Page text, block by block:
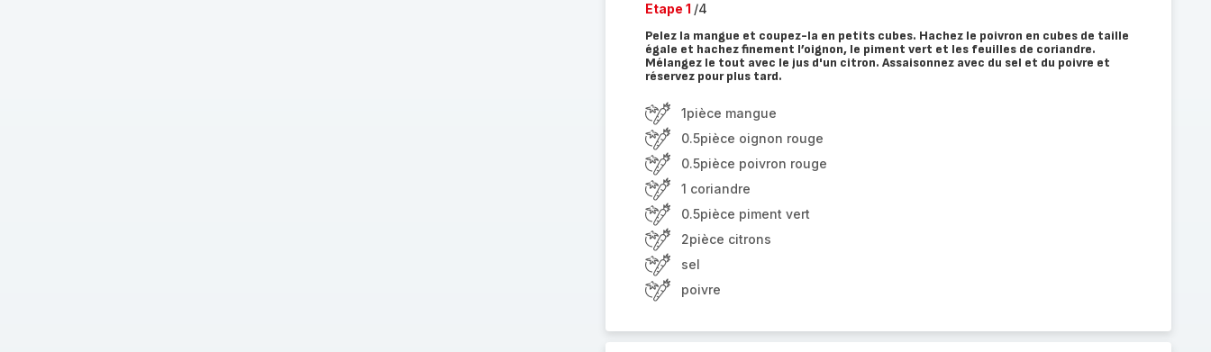
Etape 1 /4
Pelez la mangue et coupez-la en petits cubes. Hachez le poivron en cubes de taille
égale et hachez finement l’oignon, le piment vert et les feuilles de coriandre.
Mélangez le tout avec le jus d'un citron. Assaisonnez avec du sel et du poivre et
réservez pour plus tard.
1pièce mangue
0.5pièce oignon rouge
0.5pièce poivron rouge
1 coriandre
0.5pièce piment vert
2pièce citrons
sel
poivre